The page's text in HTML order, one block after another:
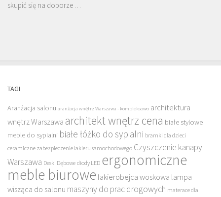
skupić się na doborze …
TAGI
Aranżacja salonu aranżacja wnętrz Warszawa - kompleksowo architektura
wnętrz Warszawa architekt wnętrz cena białe stylowe
meble do sypialni białe łóżko do sypialni bramki dla dzieci
ceramiczne zabezpieczenie lakieru samochodowego Czyszczenie kanapy
Warszawa Deski Dębowe diody LED ergonomiczne
meble biurowe lakierobejca woskowa lampa
wisząca do salonu maszyny do prac drogowych materace dla